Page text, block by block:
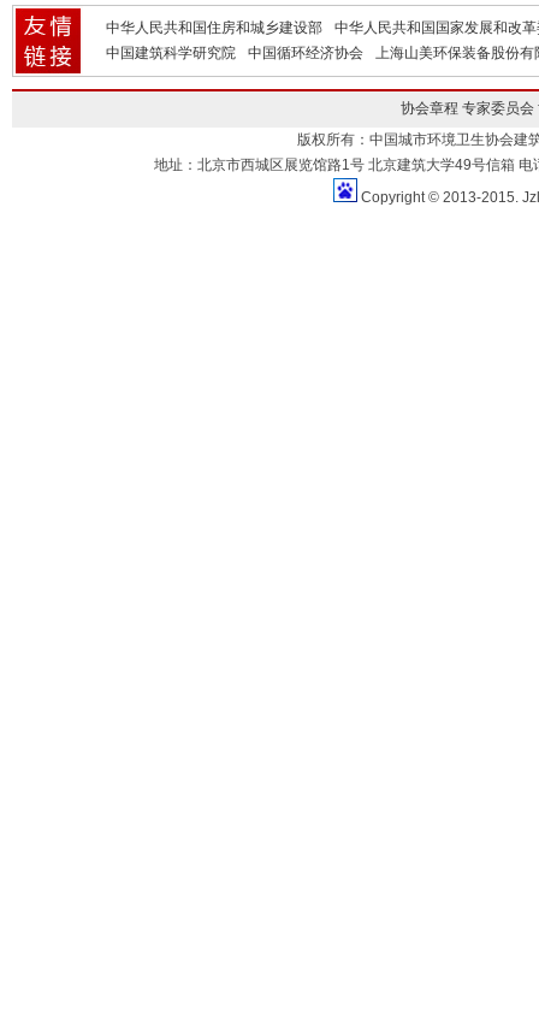
中华人民共和国住房和城乡建设部
中华人民共和国国家发展和改
中国建筑科学研究院
中国循环经济协会 上海山美环保装备股份有
协会章程 专家委员会
版权所有：中国城市环境卫生协会建
地址：北京市西城区展览馆路1号 北京建筑大学49号信箱
Copyright © 2013-2015.